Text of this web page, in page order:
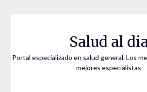
Salud al
Portal especializado en salud general. Los
mejores especialistas